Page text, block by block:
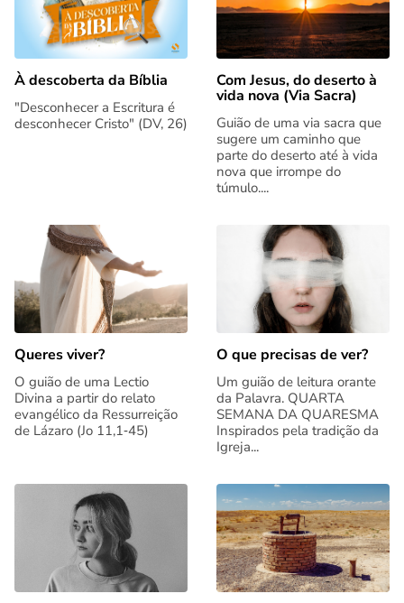
À descoberta da Bíblia
"Desconhecer a Escritura é
desconhecer Cristo" (DV, 26)
Com Jesus, do deserto à
vida nova (Via Sacra)
Guião de uma via sacra que
sugere um caminho que
parte do deserto até à vida
nova que irrompe do
túmulo....
Queres viver?
O guião de uma Lectio
Divina a partir do relato
evangélico da Ressurreição
de Lázaro (Jo 11,1‑45)
O que precisas de ver?
Um guião de leitura orante
da Palavra. QUARTA
SEMANA DA QUARESMA
Inspirados pela tradição da
Igreja...